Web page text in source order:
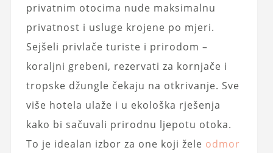
privatnim otocima nude maksimalnu
privatnost i usluge krojene po mjeri.
Sejšeli privlače turiste i prirodom –
koraljni grebeni, rezervati za kornjače i
tropske džungle čekaju na otkrivanje. Sve
više hotela ulaže i u ekološka rješenja
kako bi sačuvali prirodnu ljepotu otoka.
To je idealan izbor za one koji žele odmor